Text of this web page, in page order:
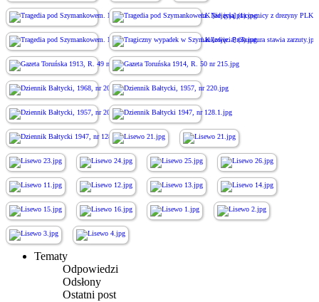
Tematy
Odpowiedzi
Odsłony
Ostatni post